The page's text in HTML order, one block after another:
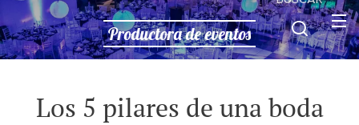
Productora de eventos
Los 5 pilares de una boda